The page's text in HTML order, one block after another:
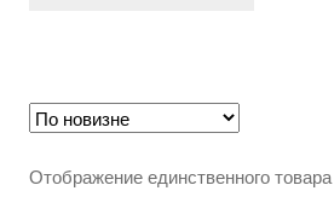
странице
Отображение единственного товара